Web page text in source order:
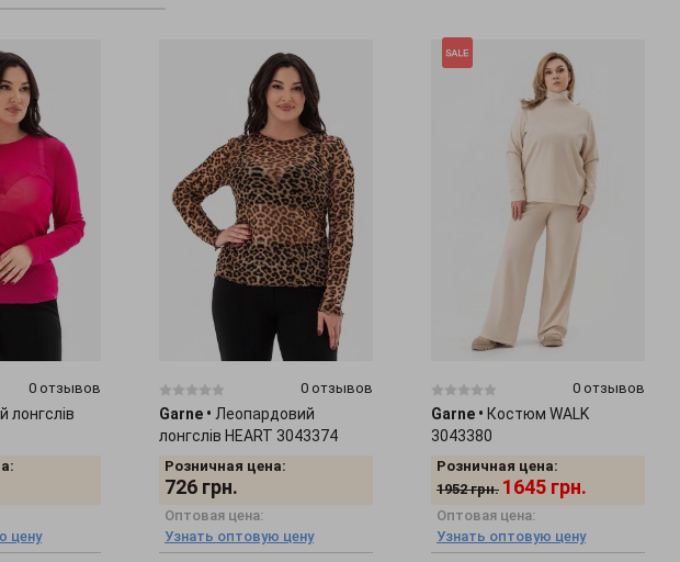
0 отзывов
лонгслів
цену
0 отзывов
Garne • Леопардовий
лонгслів HEART 3043374
Розничная цена:
726 грн.
Оптовая цена:
Узнать оптовую цену
0 отзывов
Garne • Костюм WALK
3043380
Розничная цена:
1952 грн. 1645 грн.
Оптовая цена:
Узнать оптовую цену